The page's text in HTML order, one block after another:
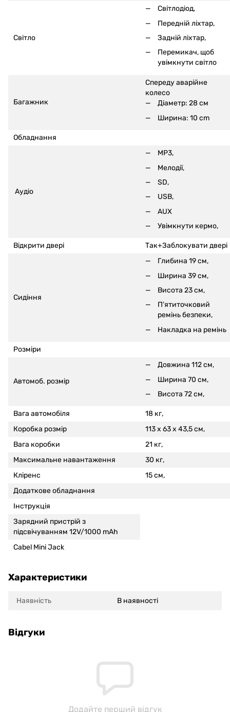
Світло
Світлодіод,
Передній ліхтар,
Задній ліхтар,
Перемикач, щоб
увімкнути світло
Багажник
Спереду аварійне
колесо
Діаметр: 28 см
Ширина: 10 cm
Обладнання
Аудіо
MP3,
Мелодії,
SD,
USB,
AUX
Увімкнути кермо,
Відкрити двері Так+Заблокувати двері
Сидіння
Глибина 19 см,
Ширина 39 см,
Висота 23 см,
П'ятиточковий
ремінь безпеки,
Накладка на ремінь
Розміри
Автомоб. розмір
Довжина 112 см,
Ширина 70 см,
Висота 72 см,
Вага автомобіля
18 кг,
Коробка розмір
113 x 63 x 43,5 см,
Вага коробки
21 кг,
Максимальне навантаження
30 кг,
Кліренс
15 см,
Додаткове обладнання
Інструкція
Зарядний пристрій з
підсвічуванням 12V/1000 mAh
Cabel Mini Jack
Характеристики
Наявність В наявності
Відгуки
Додайте перший відгук